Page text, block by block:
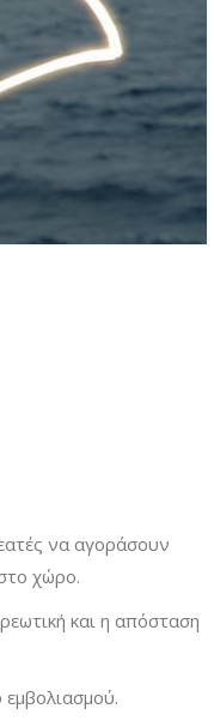
να αγοράσουν
χώρο.
και η απόσταση